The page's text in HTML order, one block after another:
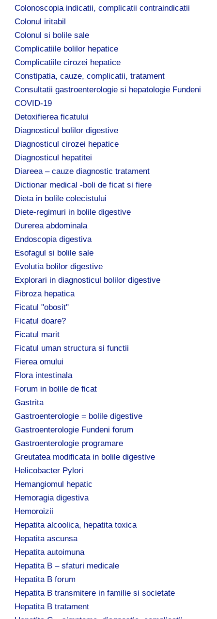
Colonoscopia indicatii, complicatii contraindicatii
Colonul iritabil
Colonul si bolile sale
Complicatiile bolilor hepatice
Complicatiile cirozei hepatice
Constipatia, cauze, complicatii, tratament
Consultatii gastroenterologie si hepatologie Fundeni
COVID-19
Detoxifierea ficatului
Diagnosticul bolilor digestive
Diagnosticul cirozei hepatice
Diagnosticul hepatitei
Diareea – cauze diagnostic tratament
Dictionar medical -boli de ficat si fiere
Dieta in bolile colecistului
Diete-regimuri in bolile digestive
Durerea abdominala
Endoscopia digestiva
Esofagul si bolile sale
Evolutia bolilor digestive
Explorari in diagnosticul bolilor digestive
Fibroza hepatica
Ficatul "obosit"
Ficatul doare?
Ficatul marit
Ficatul uman structura si functii
Fierea omului
Flora intestinala
Forum in bolile de ficat
Gastrita
Gastroenterologie = bolile digestive
Gastroenterologie Fundeni forum
Gastroenterologie programare
Greutatea modificata in bolile digestive
Helicobacter Pylori
Hemangiomul hepatic
Hemoragia digestiva
Hemoroizii
Hepatita alcoolica, hepatita toxica
Hepatita ascunsa
Hepatita autoimuna
Hepatita B – sfaturi medicale
Hepatita B forum
Hepatita B transmitere in familie si societate
Hepatita B tratament